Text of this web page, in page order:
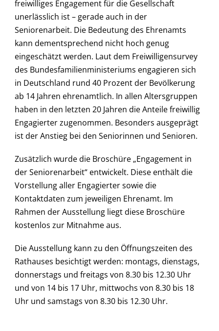
freiwilliges Engagement für die Gesellschaft
unerlässlich ist – gerade auch in der
Seniorenarbeit. Die Bedeutung des Ehrenamts
kann dementsprechend nicht hoch genug
eingeschätzt werden. Laut dem Freiwilligensurvey
des Bundesfamilienministeriums engagieren sich
in Deutschland rund 40 Prozent der Bevölkerung
ab 14 Jahren ehrenamtlich. In allen Altersgruppen
haben in den letzten 20 Jahren die Anteile freiwillig
Engagierter zugenommen. Besonders ausgeprägt
ist der Anstieg bei den Seniorinnen und Senioren.
Zusätzlich wurde die Broschüre „Engagement in
der Seniorenarbeit“ entwickelt. Diese enthält die
Vorstellung aller Engagierter sowie die
Kontaktdaten zum jeweiligen Ehrenamt. Im
Rahmen der Ausstellung liegt diese Broschüre
kostenlos zur Mitnahme aus.
Die Ausstellung kann zu den Öffnungszeiten des
Rathauses besichtigt werden: montags, dienstags,
donnerstags und freitags von 8.30 bis 12.30 Uhr
und von 14 bis 17 Uhr, mittwochs von 8.30 bis 18
Uhr und samstags von 8.30 bis 12.30 Uhr.